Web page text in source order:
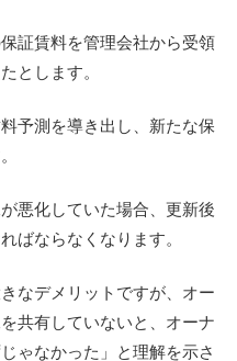
証賃料を管理会社から受領
とします。
予測を導き出し、新たな保
悪化していた場合、更新後
ばならなくなります。
なデメリットですが、オー
共有していないと、オーナ
ゃなかった」と理解を示さ